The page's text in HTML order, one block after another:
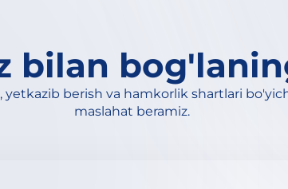
bilan
yetkazib berish va hamkorlik shartlari
maslahat beramiz.